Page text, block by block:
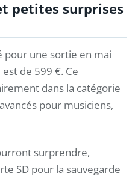
petites surprises
pour une sortie en mai
de 599 €. Ce
dans la catégorie
pour musiciens,
surprendre,
SD pour la sauvegarde